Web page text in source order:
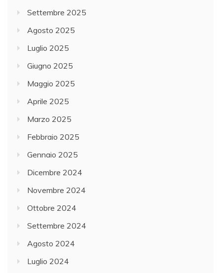
Settembre 2025
Agosto 2025
Luglio 2025
Giugno 2025
Maggio 2025
Aprile 2025
Marzo 2025
Febbraio 2025
Gennaio 2025
Dicembre 2024
Novembre 2024
Ottobre 2024
Settembre 2024
Agosto 2024
Luglio 2024